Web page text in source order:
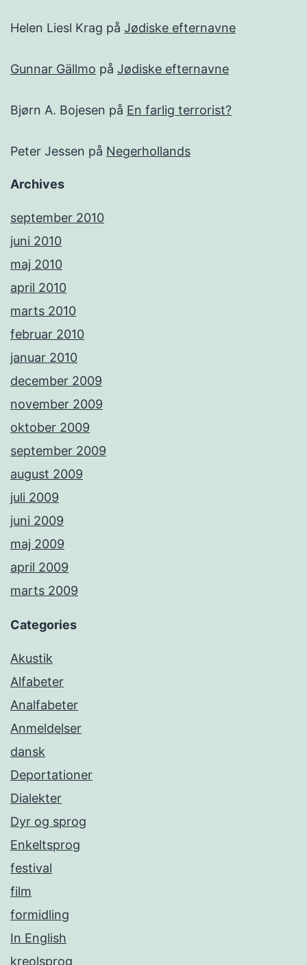
Helen Liesl Krag på Jødiske efternavne
Gunnar Gällmo på Jødiske efternavne
Bjørn A. Bojesen på En farlig terrorist?
Peter Jessen på Negerhollands
Archives
september 2010
juni 2010
maj 2010
april 2010
marts 2010
februar 2010
januar 2010
december 2009
november 2009
oktober 2009
september 2009
august 2009
juli 2009
juni 2009
maj 2009
april 2009
marts 2009
Categories
Akustik
Alfabeter
Analfabeter
Anmeldelser
dansk
Deportationer
Dialekter
Dyr og sprog
Enkeltsprog
festival
film
formidling
In English
kreolsprog